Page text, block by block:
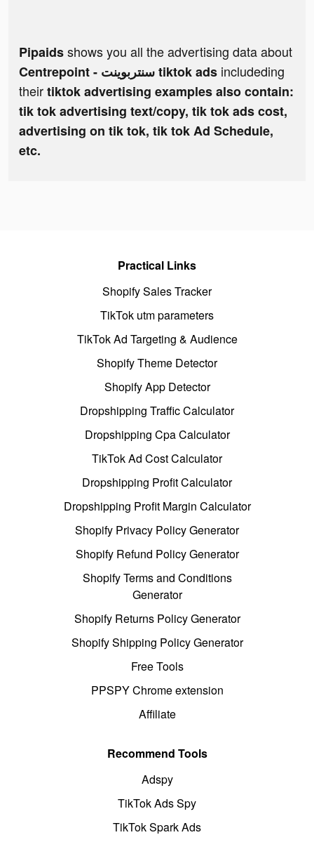
Pipaidsshows you all the advertising data about
Centrepoint - سنتربوينت tiktok ads includeding
theirtiktok advertising examples also contain:
tik tok advertising text/copy, tik tok ads cost,
advertising on tik tok, tik tok Ad Schedule,
etc.
Practical Links
Shopify Sales Tracker
TikTok utm parameters
TikTok Ad Targeting & Audience
Shopify Theme Detector
Shopify App Detector
Dropshipping Traffic Calculator
Dropshipping Cpa Calculator
TikTok Ad Cost Calculator
Dropshipping Profit Calculator
Dropshipping Profit Margin Calculator
Shopify Privacy Policy Generator
Shopify Refund Policy Generator
Shopify Terms and Conditions
Generator
Shopify Returns Policy Generator
Shopify Shipping Policy Generator
Free Tools
PPSPY Chrome extension
Affiliate
Recommend Tools
Adspy
TikTok Ads Spy
TikTok Spark Ads